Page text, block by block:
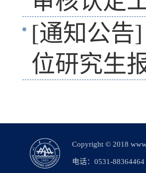
[通知公告]
位研究生
Copyright © 2018
电话：0531-